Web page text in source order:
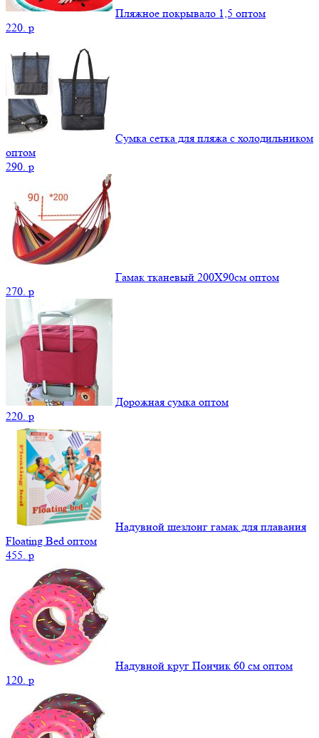
Пляжное покрывало 1,5 оптом
220. p
Сумка сетка для пляжа с холодильником
оптом
290. p
Гамак тканевый 200Х90см оптом
270. p
Дорожная сумка оптом
220. p
Надувной шезлонг гамак для плавания
Floating Bed оптом
455. p
Надувной круг Пончик 60 см оптом
120. p